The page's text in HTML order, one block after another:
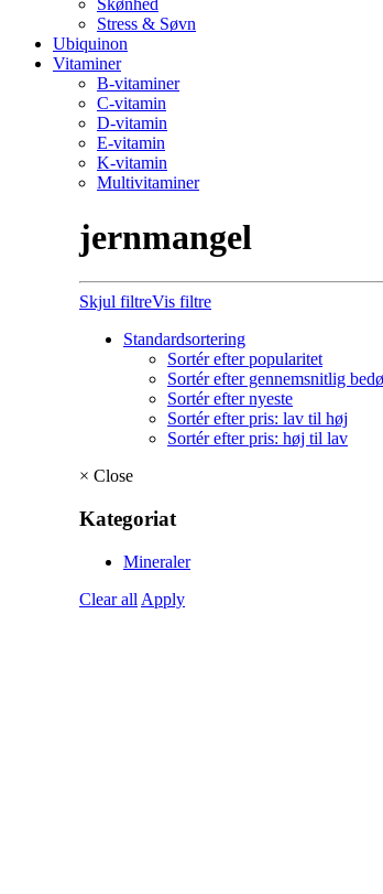
Skønhed
Stress & Søvn
Ubiquinon
Vitaminer
B-vitaminer
C-vitamin
D-vitamin
E-vitamin
K-vitamin
Multivitaminer
jernmangel
Skjul filtreVis filtre
Standardsortering
Sortér efter popularitet
Sortér efter gennemsnitlig
Sortér efter nyeste
Sortér efter pris: lav til høj
Sortér efter pris: høj til lav
× Close
Kategoriat
Mineraler
Clear all Apply